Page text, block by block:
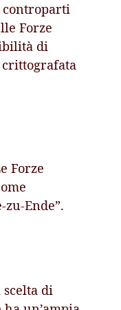
controparti
Forze
di
Forze
Ende”.
di